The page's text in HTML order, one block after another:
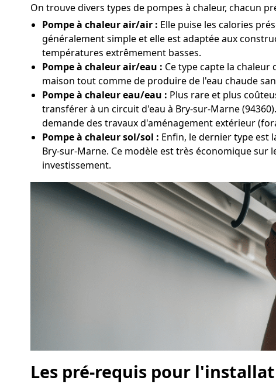
On trouve divers types de pompes à chaleur, chacun
Pompe à chaleur air/air : Elle puise les calories
généralement simple et elle est adaptée aux
températures extrêmement basses.
Pompe à chaleur air/eau : Ce type capte la
maison tout comme de produire de l'eau chaude
Pompe à chaleur eau/eau : Plus rare et plus
transférer à un circuit d'eau à Bry-sur-Marne
demande des travaux d'aménagement extérieur
Pompe à chaleur sol/sol : Enfin, le dernier type est
Bry-sur-Marne. Ce modèle est très économique
investissement.
Les pré-requis pour